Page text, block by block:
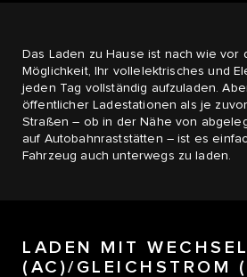
Das Laden zu Hause ist nach wie vor
Möglichkeit, Ihr vollelektrisches und
jeden Tag vollständig aufzuladen.
öffentlicher Ladestationen als je
Straßen – ob in der Nähe von
auf Autobahnraststätten – ist es
Fahrzeug auch unterwegs zu laden.
LADEN MIT
(AC)/GLEICHSTROM